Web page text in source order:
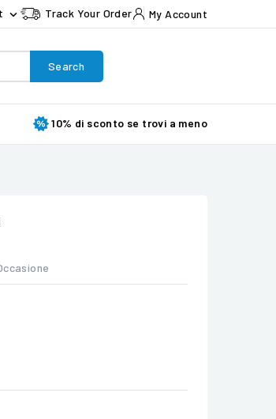
 Track Your Order My Account
Search
10% di sconto se trovi a meno